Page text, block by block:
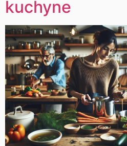
kuchyne